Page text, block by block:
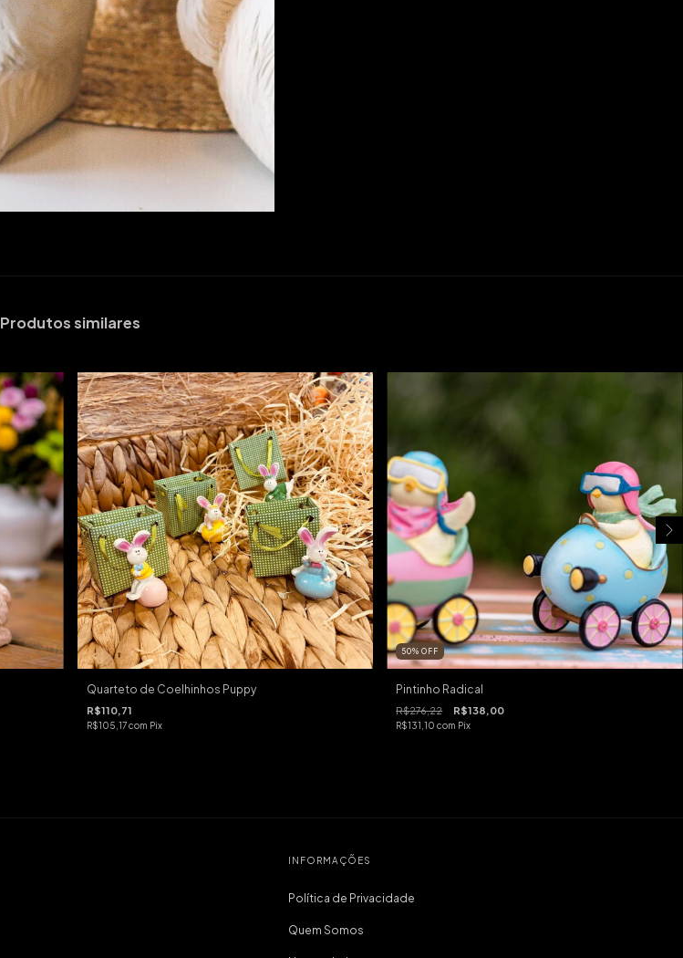
Produtos similares
Quarteto de Coelhinhos Puppy
R$110,71
R$105,17com Pix
50%OFF
Pintinho Radical
R$276,22 R$138,00
R$131,10com Pix
INFORMAÇÕES
Política de Privacidade
Quem Somos